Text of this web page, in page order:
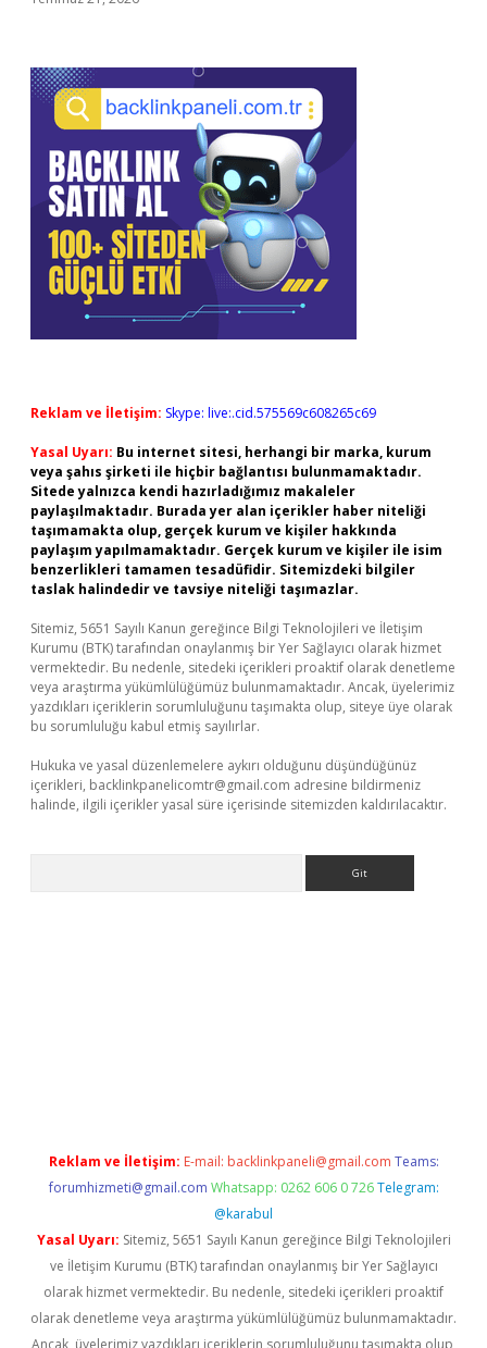
Reklam ve İletişim: Skype: live:.cid.575569c608265c69
Yasal Uyarı: Bu internet sitesi, herhangi bir marka, kurum
veya şahıs şirketi ile hiçbir bağlantısı bulunmamaktadır.
Sitede yalnızca kendi hazırladığımız makaleler
paylaşılmaktadır. Burada yer alan içerikler haber niteliği
taşımamakta olup, gerçek kurum ve kişiler hakkında
paylaşım yapılmamaktadır. Gerçek kurum ve kişiler ile isim
benzerlikleri tamamen tesadüfidir. Sitemizdeki bilgiler
taslak halindedir ve tavsiye niteliği taşımazlar.
Sitemiz, 5651 Sayılı Kanun gereğince Bilgi Teknolojileri ve İletişim
Kurumu (BTK) tarafından onaylanmış bir Yer Sağlayıcı olarak hizmet
vermektedir. Bu nedenle, sitedeki içerikleri proaktif olarak denetleme
veya araştırma yükümlülüğümüz bulunmamaktadır. Ancak, üyelerimiz
yazdıkları içeriklerin sorumluluğunu taşımakta olup, siteye üye olarak
bu sorumluluğu kabul etmiş sayılırlar.
Hukuka ve yasal düzenlemelere aykırı olduğunu düşündüğünüz
içerikleri, backlinkpanelicomtr@gmail.com adresine bildirmeniz
halinde, ilgili içerikler yasal süre içerisinde sitemizden kaldırılacaktır.
Reklam ve İletişim: E-mail: backlinkpaneli@gmail.com Teams:
forumhizmeti@gmail.com Whatsapp: 0262 606 0 726 Telegram:
@karabul
Yasal Uyarı: Sitemiz, 5651 Sayılı Kanun gereğince Bilgi Teknolojileri
ve İletişim Kurumu (BTK) tarafından onaylanmış bir Yer Sağlayıcı
olarak hizmet vermektedir. Bu nedenle, sitedeki içerikleri proaktif
olarak denetleme veya araştırma yükümlülüğümüz bulunmamaktadır.
Ancak, üyelerimiz yazdıkları içeriklerin sorumluluğunu taşımakta olup,